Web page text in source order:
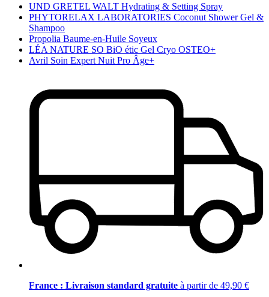
UND GRETEL WALT Hydrating & Setting Spray
PHYTORELAX LABORATORIES Coconut Shower Gel &
Shampoo
Propolia Baume-en-Huile Soyeux
LÉA NATURE SO BiO étic Gel Cryo OSTEO+
Avril Soin Expert Nuit Pro Âge+
France : Livraison standard gratuite à partir de 49,90 €